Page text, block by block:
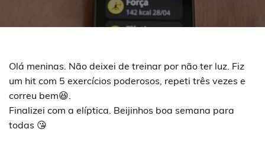
Olá meninas. Não deixei de treinar por não ter luz. Fiz
um hit com 5 exercícios poderosos, repeti três vezes e
correu bem😆.
Finalizei com a elíptica. Beijinhos boa semana para
todas 😘